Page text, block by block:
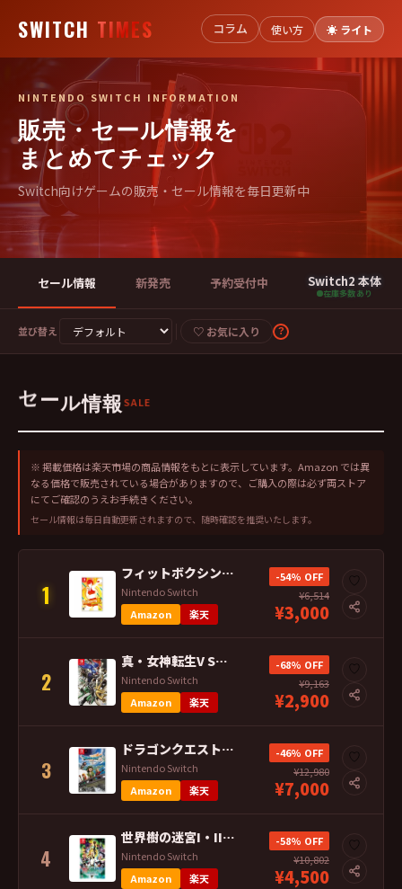
SWITCH TIMES コラム 使い方 ☀️ ライト
NINTENDO SWITCH INFORMATION
販売・セール情報を
まとめてチェック
Switch向けゲームの販売・セール情報を毎日更新中
セール情報 新発売 予約受付中 Switch2 本体
在庫多数あり
並び替え ♡ お気に入り ?
セー ル情報 SALE
※ 掲載価格は楽天市場の商品情報をもとに表示しています。Amazon では異
なる価格で販売されている場合がありますので、ご購入の際は必ず両ストア
にてご確認のうえお手続きください。
セール情報は毎日自動更新されますので、随時確認を推奨いたします。
1
フィットボクシング2 -リズム＆エクササイズ- 任天堂 Nintendo Swi
Nintendo Switch
Amazon
楽天
-54% OFF
¥6,514
¥3,000
♡
2
真・女神転生V Switch ソフト 通常版 ※セール品のため、返品及び製品保証
Nintendo Switch
Amazon
楽天
-68% OFF
¥9,163
¥2,900
♡
3
ドラゴンクエストVII Reimagined スイッチ ソフト ※セール品のため
Nintendo Switch
Amazon
楽天
-46% OFF
¥12,980
¥7,000
♡
4
世界樹の迷宮I・II・III HD REMASTER Switch ※セール品の
Nintendo Switch
Amazon
楽天
-58% OFF
¥10,802
¥4,500
♡